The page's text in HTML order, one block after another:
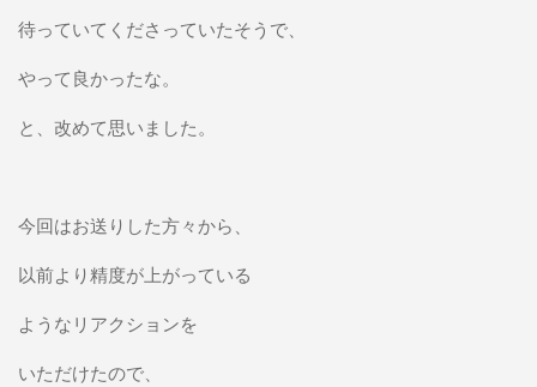
待っていてくださっていたそうで、
やって良かったな。
と、改めて思いました。
今回はお送りした方々から、
以前より精度が上がっている
ようなリアクションを
いただけたので、